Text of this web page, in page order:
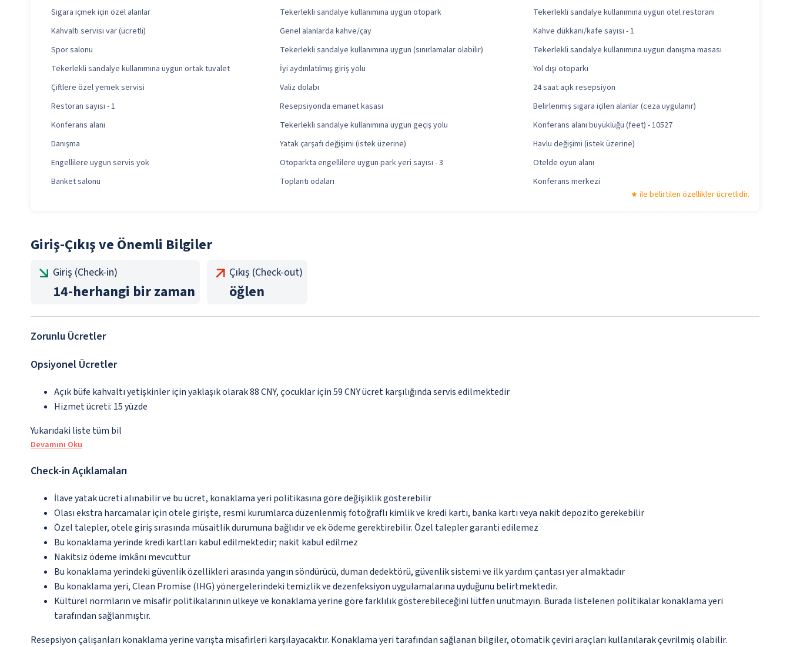
Sigara içmek için özel alanlar
Tekerlekli sandalye kullanımına uygun otopark
Tekerlekli sandalye kullanımına uygun otel restoranı
Kahvaltı servisi var (ücretli)
Genel alanlarda kahve/çay
Kahve dükkanı/kafe sayısı - 1
Spor salonu
Tekerlekli sandalye kullanımına uygun (sınırlamalar olabilir)
Tekerlekli sandalye kullanımına uygun danışma masası
Tekerlekli sandalye kullanımına uygun ortak tuvalet
İyi aydınlatılmış giriş yolu
Yol dışı otoparkı
Çiftlere özel yemek servisi
Valiz dolabı
24 saat açık resepsiyon
Restoran sayısı - 1
Resepsiyonda emanet kasası
Belirlenmiş sigara içilen alanlar (ceza uygulanır)
Konferans alanı
Tekerlekli sandalye kullanımına uygun geçiş yolu
Konferans alanı büyüklüğü (feet) - 10527
Danışma
Yatak çarşafı değişimi (istek üzerine)
Havlu değişimi (istek üzerine)
Engellilere uygun servis yok
Otoparkta engellilere uygun park yeri sayısı - 3
Otelde oyun alanı
Banket salonu
Toplantı odaları
Konferans merkezi
ile belirtilen özellikler ücretlidir.
Giriş-Çıkış ve Önemli Bilgiler
Giriş (Check-in)
14-herhangi bir zaman
Çıkış (Check-out)
öğlen
Zorunlu Ücretler
Opsiyonel Ücretler
Açık büfe kahvaltı yetişkinler için yaklaşık olarak 88 CNY, çocuklar için 59 CNY ücret karşılığında servis edilmektedir
Hizmet ücreti: 15 yüzde
Yukarıdaki liste tüm bil
Devamını Oku
Check-in Açıklamaları
İlave yatak ücreti alınabilir ve bu ücret, konaklama yeri politikasına göre değişiklik gösterebilir
Olası ekstra harcamalar için otele girişte, resmi kurumlarca düzenlenmiş fotoğraflı kimlik ve kredi kartı, banka kartı veya nakit depozito gerekebilir
Özel talepler, otele giriş sırasında müsaitlik durumuna bağlıdır ve ek ödeme gerektirebilir. Özel talepler garanti edilemez
Bu konaklama yerinde kredi kartları kabul edilmektedir; nakit kabul edilmez
Nakitsiz ödeme imkânı mevcuttur
Bu konaklama yerindeki güvenlik özellikleri arasında yangın söndürücü, duman dedektörü, güvenlik sistemi ve ilk yardım çantası yer almaktadır
Bu konaklama yeri, Clean Promise (IHG) yönergelerindeki temizlik ve dezenfeksiyon uygulamalarına uyduğunu belirtmektedir.
Kültürel normların ve misafir politikalarının ülkeye ve konaklama yerine göre farklılık gösterebileceğini lütfen unutmayın. Burada listelenen politikalar konaklama yeri
tarafından sağlanmıştır.
Resepsiyon çalışanları konaklama yerine varışta misafirleri karşılayacaktır. Konaklama yeri tarafından sağlanan bilgiler, otomatik çeviri araçları kullanılarak çevrilmiş olabilir.